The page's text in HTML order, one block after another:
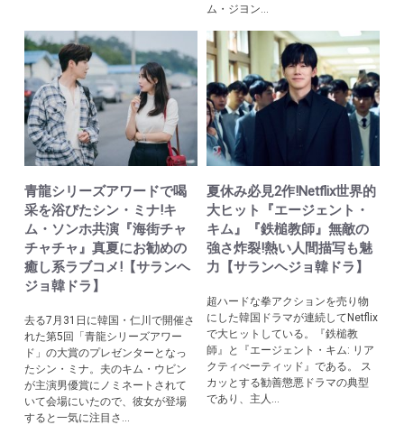
ム・ジヨン...
青龍シリーズアワードで喝
采を浴びたシン・ミナ!キ
ム・ソンホ共演『海街チャ
チャチャ』真夏にお勧めの
癒し系ラブコメ!【サランヘ
ジョ韓ドラ】
去る7月31日に韓国・仁川で開催さ
れた第5回「青龍シリーズアワー
ド」の大賞のプレゼンターとなっ
たシン・ミナ。夫のキム・ウビン
が主演男優賞にノミネートされて
いて会場にいたので、彼女が登場
すると一気に注目さ...
夏休み必見2作!Netflix世界的
大ヒット『エージェント・
キム』『鉄槌教師』無敵の
強さ炸裂!熱い人間描写も魅
力【サランヘジョ韓ドラ】
超ハードな拳アクションを売り物
にした韓国ドラマが連続してNetflix
で大ヒットしている。『鉄槌教
師』と『エージェント・キム: リア
クティべーティッド』である。 ス
カッとする勧善懲悪ドラマの典型
であり、主人...